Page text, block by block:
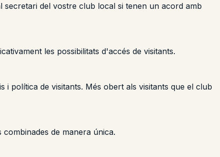
del vostre club local si tenen un acord amb
les possibilitats d'accés de visitants.
política de visitants. Més obert als visitants que el club
de manera única.